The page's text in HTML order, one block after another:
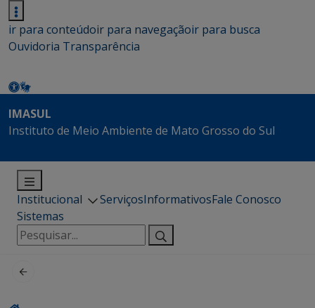
ir para conteúdoir para navegaçãoir para busca
Ouvidoria Transparência
IMASUL
Instituto de Meio Ambiente de Mato Grosso do Sul
Institucional ServiçosInformativosFale Conosco
Sistemas
Pesquisar
por: